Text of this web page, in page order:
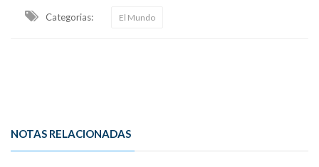
Categorias: El Mundo
NOTAS RELACIONADAS